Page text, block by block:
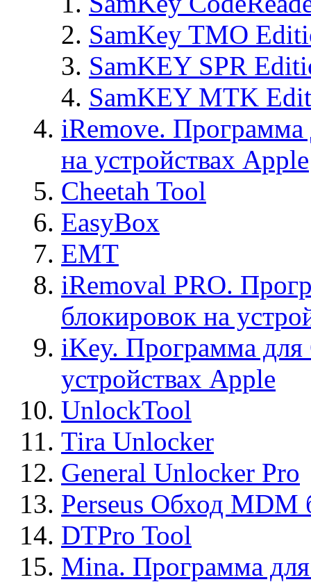
SamKey TMO
SamKEY SPR
SamKEY MTK
iRemove. Программа
на устройствах Apple
Cheetah Tool
EasyBox
EMT
iRemoval PRO.
блокировок на
iKey. Программа для
устройствах Apple
UnlockTool
Tira Unlocker
General Unlocker Pro
Perseus Обход MDM
DTPro Tool
Mina. Программа